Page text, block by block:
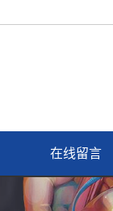
在线留言